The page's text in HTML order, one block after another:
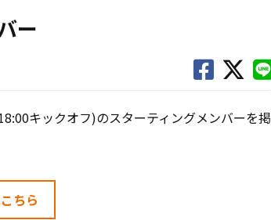
ー
キックオフ)のスターティングメンバーを掲
ちら